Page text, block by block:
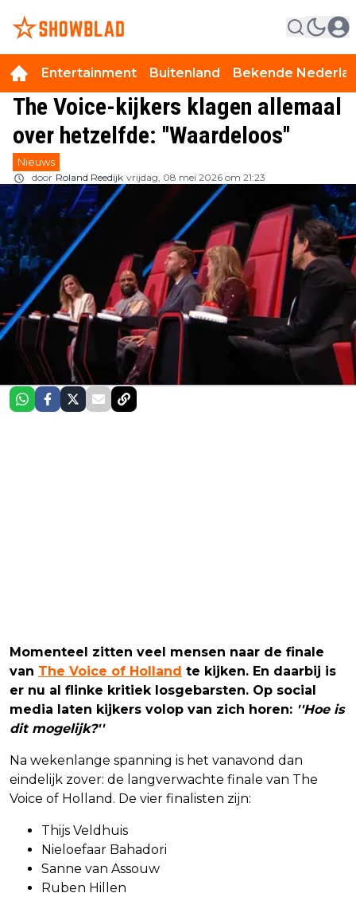
Entertainment Buitenland Bekende
The Voice-kijkers klagen allemaal
over hetzelfde: ''Waardeloos''
Nieuws
door Roland Reedijk vrijdag, 08 mei 2026 om 21:23
Momenteel zitten veel mensen naar de finale
van The Voice of Holland te kijken. En daarbij is
er nu al flinke kritiek losgebarsten. Op social
media laten kijkers volop van zich horen: ''Hoe is
dit mogelijk?''
Na wekenlange spanning is het vanavond dan
eindelijk zover: de langverwachte finale van The
Voice of Holland. De vier finalisten zijn:
Thijs Veldhuis
Nieloefaar Bahadori
Sanne van Assouw
Ruben Hillen